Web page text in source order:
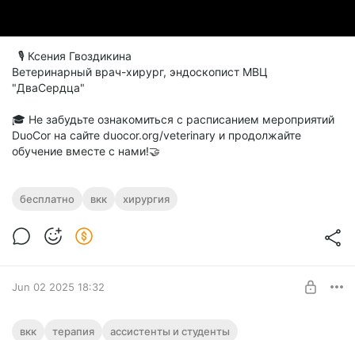
🎙 Ксения Гвоздикина
Ветеринарный врач-хирург, эндоскопист МВЦ
"ДваСердца"
🎓 Не забудьте ознакомиться с расписанием мероприятий
DuoCor на сайте duocor.org/veterinary и продолжайте
обучение вместе с нами!🤝
бесплатно вкк хирургия
Jun 02 2025 18:32
Конференция отделения терапии
вкк терапия ассистенты и студенты